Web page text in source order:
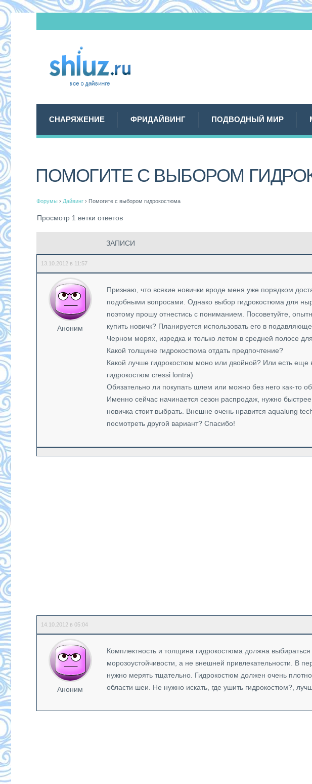
СНАРЯЖЕНИЕ ФРИДАЙВИНГ ПОДВОДНЫЙ МИР
ПОМОГИТЕ С ВЫБОРОМ
Форумы › Дайвинг › Помогите с выбором гидрокостюма
Просмотр 1 ветки ответов
ЗАПИСИ
13.10.2012 в 11:57
Аноним
Признаю, что всякие новички вроде меня уже порядком
подобными вопросами. Однако выбор гидрокостюма для
поэтому прошу отнестись с пониманием. Посоветуйте,
купить новичк? Планируется использовать его в
Черном морях, изредка и только летом в средней полосе
Какой толщине гидрокостюма отдать предпочтение?
Какой лучше гидрокостюм моно или двойной? Или есть еще
гидрокостюм cressi lontra)
Обязательно ли покупать шлем или можно без него как-то
Именно сейчас начинается сезон распродаж, нужно
новичка стоит выбрать. Внешне очень нравится aqualung
посмотреть другой вариант? Спасибо!
14.10.2012 в 05:04
Аноним
Комплектность и толщина гидрокостюма должна
морозоустойчивости, а не внешней привлекательности. В
нужно мерять тщательно. Гидрокостюм должен очень
области шеи. Не нужно искать, где ушить гидрокостюм?,